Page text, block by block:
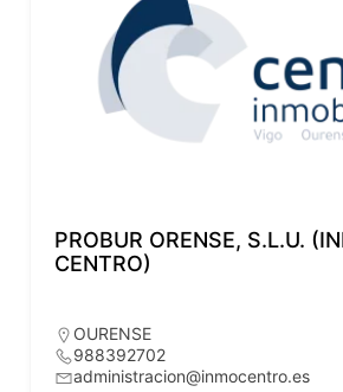
PROBUR ORENSE, S.L.U.
CENTRO)
OURENSE
988392702
administracion@inmocentro.es